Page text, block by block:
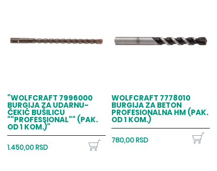
"WOLFCRAFT 7996000
BURGIJA ZA UDARNU-
ČEKIĆ BUŠILICU
""PROFESSIONAL"" (PAK.
OD 1 KOM.)"
1.450,00 RSD
WOLFCRAFT 7778010
BURGIJA ZA BETON
PROFESIONALNA HM (PAK.
OD 1 KOM.)
780,00 RSD